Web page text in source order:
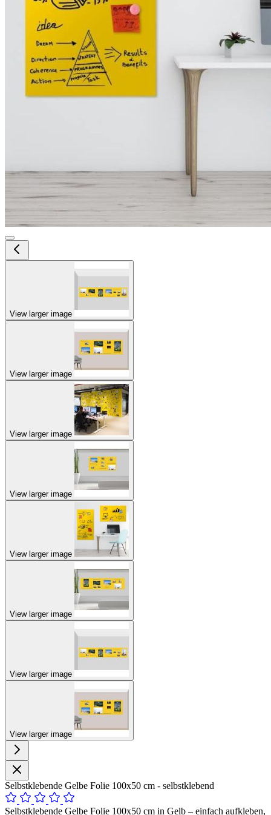
View larger image
View larger image
View larger image
View larger image
View larger image
View larger image
View larger image
View larger image
Selbstklebende Gelbe Folie 100x50 cm - selbstklebend
Selbstklebende Gelbe Folie 100x50 cm in Gelb – einfach aufkleben,